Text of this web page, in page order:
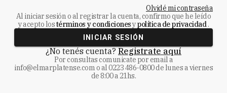
Olvidé mi contraseña
Al iniciar sesión o al registrar la cuenta, confirmo que he leído
y acepto lostérminos y condicionesypolítica de privacidad.
INICIAR SESIÓN
¿No tenés cuenta? Registrate aquí
Por consultas comunicate por email a
info@elmarplatense.como al0223 486-0800de lunes a viernes
de 8:00 a 21hs.